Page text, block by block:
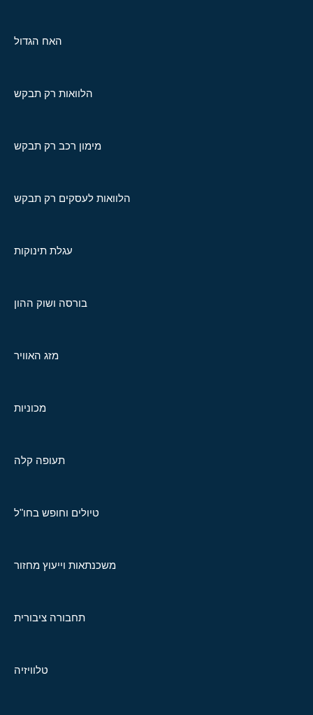
האח הגדול
הלוואות רק תבקש
מימון רכב רק תבקש
הלוואות לעסקים רק תבקש
עגלת תינוקות
בורסה ושוק ההון
מזג האוויר
מכוניות
תעופה קלה
טיולים וחופש בחו"ל
משכנתאות וייעוץ מחזור
תחבורה ציבורית
טלוויזיה